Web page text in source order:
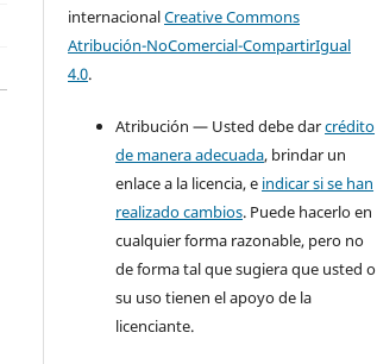
internacionalCreative Commons
Atribución-NoComercial-CompartirIgual
4.0.
Atribución — Usted debe darcrédito
de manera adecuada, brindar un
enlace a la licencia, e indicar si se han
realizado cambios. Puede hacerlo en
cualquier forma razonable, pero no
de forma tal que sugiera que usted o
su uso tienen el apoyo de la
licenciante.